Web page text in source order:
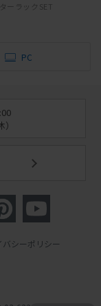
ーラックSET
PC
バシーポリシー